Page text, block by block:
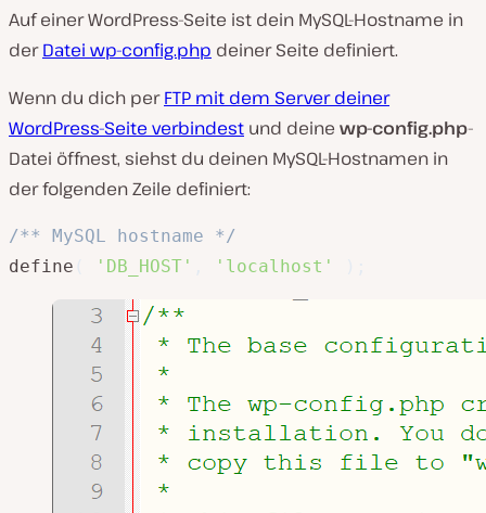
Auf einer WordPress-Seite ist dein MySQL-Hostname in
derDatei wp-config.php deiner Seite definiert.
Wenn du dich perFTP mit dem Server deiner
WordPress-Seite verbindest und deine wp-config.php-
Datei öffnest, siehst du deinen MySQL-Hostnamen in
der folgenden Zeile definiert:
/** MySQL hostname */
define
'DB_HOST' 'localhost'